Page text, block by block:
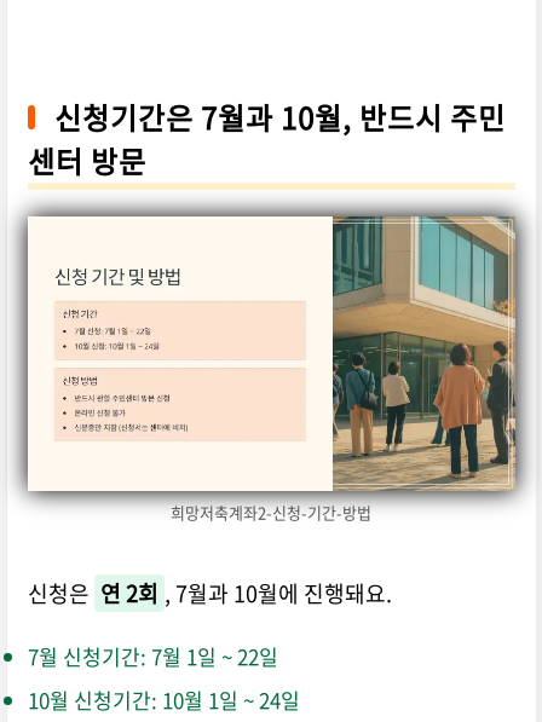
신청기간은 7월과 10월, 반드시 주민
센터 방문
희망저축계좌2-신청-기간-방법
신청은 연 2회 , 7월과 10월에 진행돼요.
7월 신청기간: 7월 1일 ~ 22일
10월 신청기간: 10월 1일 ~ 24일